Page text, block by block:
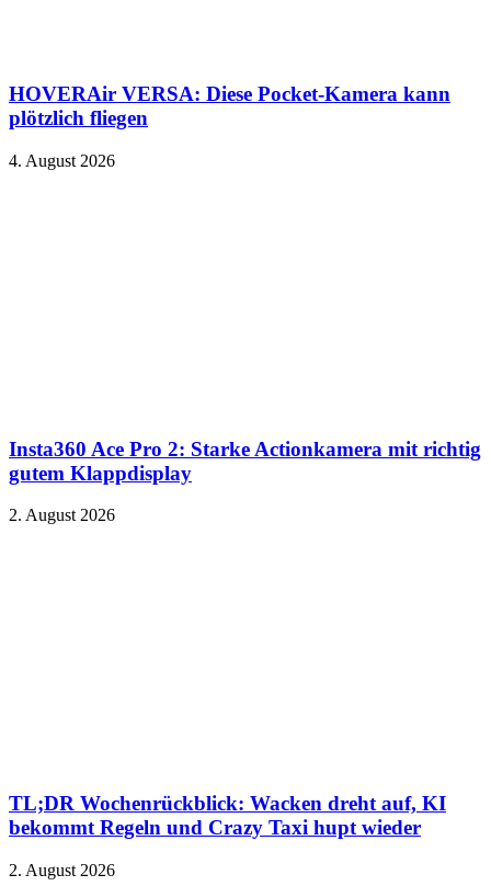
HOVERAir VERSA: Diese Pocket-Kamera kann
plötzlich fliegen
4. August 2026
Insta360 Ace Pro 2: Starke Actionkamera mit richtig
gutem Klappdisplay
2. August 2026
TL;DR Wochenrückblick: Wacken dreht auf, KI
bekommt Regeln und Crazy Taxi hupt wieder
2. August 2026